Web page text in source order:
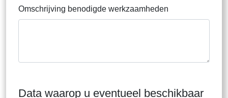
Omschrijving benodigde werkzaamheden
Data waarop u eventueel beschikbaar